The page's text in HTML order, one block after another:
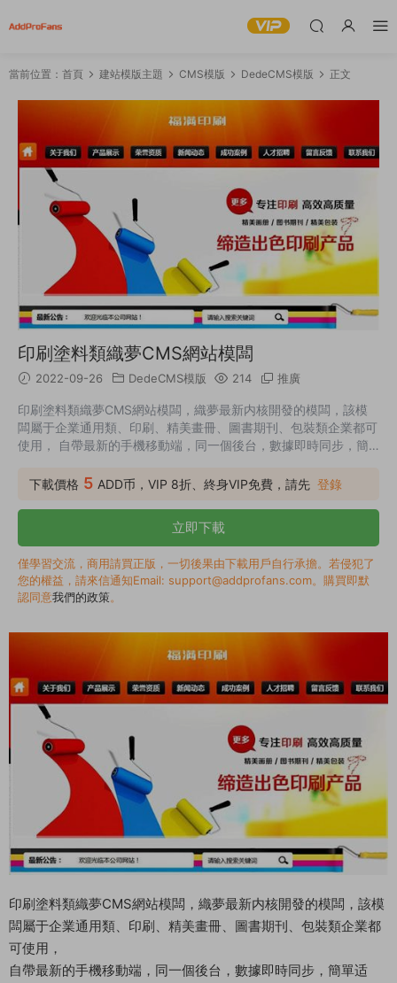
當前位置： 首頁 建站模版主題 CMS模版 DedeCMS模版 正文
印刷塗料類織夢CMS網站模闆
2022-09-26 DedeCMS模版 214 推廣
印刷塗料類織夢CMS網站模闆，織夢最新内核開發的模闆，該模
闆屬于企業通用類、印刷、精美畫冊、圖書期刊、包裝類企業都可
使用， 自帶最新的手機移動端，同一個後台，數據即時同步，簡
Firefox、Chrome、360浏覽器等；主流浏覽器；利于SEO的模
CMS印刷模闆,織夢CMS塗料模闆截圖 安裝教程： 1、将下載的織
夢源碼全部傳到空間根目錄，由于有很多人反應安裝後首頁樣式都
亂的，...
下載價格 5 ADD币，VIP 8折、終身VIP免費，請先 登錄
立即下載
僅學習交流，商用請買正版，一切後果由下載用戶自行承擔。若侵犯了
您的權益，請來信通知Email: support@addprofans.com。購買即默
認同意我們的政策。
印刷塗料類織夢CMS網站模闆，織夢最新内核開發的模闆，該模
闆屬于企業通用類、印刷、精美畫冊、圖書期刊、包裝類企業都
可使用，
自帶最新的手機移動端，同一個後台，數據即時同步，簡單适